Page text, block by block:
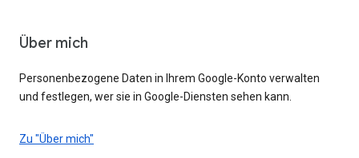
Über mich
Personenbezogene Daten in Ihrem Google-Konto verwalten
und festlegen, wer sie in Google-Diensten sehen kann.
Zu "Über mich"